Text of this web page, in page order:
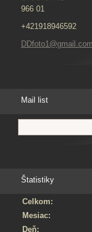
966 01
+421918946592
DDfoto1@gmail.com
Mail list
Štatistiky
Celkom:
Mesiac:
Deň: